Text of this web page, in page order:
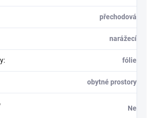
přechodová
narážecí
: fólie
obytné prostory
Ne